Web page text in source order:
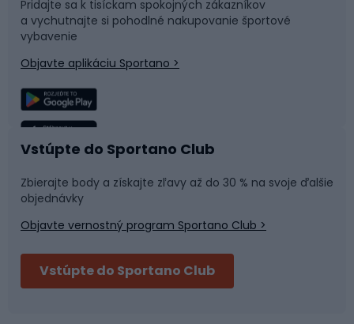
Časti bicyklov
Rybolov
Športová medicína
Bushcraft
Bikepacking
Snowboard
Plávanie
Tímové športy
Fitness a posilňovňa
Cyklistické prilby
Pridajte sa k tisíckam spokojných zákazníkov
a vychutnajte si pohodlné nakupovanie športové
vybavenie
Objavte aplikáciu Sportano >
Vstúpte do Sportano Club
Zbierajte body a získajte zľavy až do 30 % na svoje ďalšie
objednávky
Objavte vernostný program Sportano Club >
Vstúpte do Sportano Club